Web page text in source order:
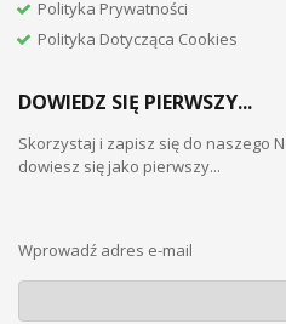
Polityka Prywatności
Polityka Dotycząca Cookies
DOWIEDZ SIĘ PIERWSZY...
Skorzystaj i zapisz się do naszego
dowiesz się jako pierwszy...
Wprowadź adres e-mail